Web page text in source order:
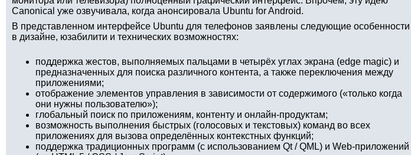
Canonical уже озвучивала, когда анонсировала Ubuntu for Android.
В представленном интерфейсе Ubuntu для телефонов заявлены следующие особенности
в дизайне, юзабилити и технических возможностях:
поддержка жестов, выполняемых пальцами в четырёх углах экрана (edge magic) и
предназначенных для поиска различного контента, а также переключения между
приложениями;
отображение элементов управления в зависимости от содержимого («только когда
они нужны пользователю»);
глобальный поиск по приложениям, контенту и онлайн-продуктам;
возможность выполнения быстрых (голосовых и текстовых) команд во всех
приложениях для вызова определённых контекстных функций;
поддержка традиционных программ (с использованием Qt / QML) и Web-приложений